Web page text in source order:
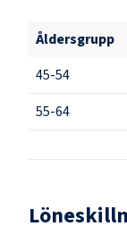
Åldersgrupp
45-54
55-64